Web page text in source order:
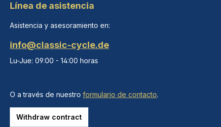
Línea de asistencia
Asistencia y asesoramiento en:
info@classic-cycle.de
Lu-Jue: 09:00 - 14:00 horas
O a través de nuestro formulario de contacto.
Withdraw contract